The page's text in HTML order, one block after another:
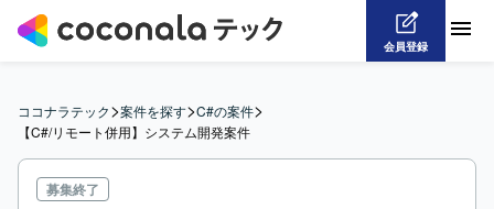
会員登録
ココナラテック>案件を探す>C#の案件>
【C#/リモート併用】システム開発案件
募集終了